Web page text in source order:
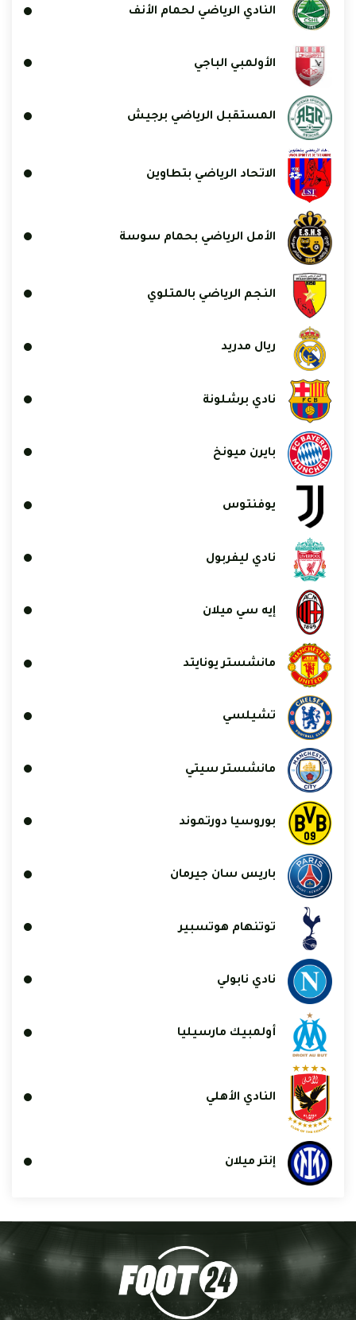
النادي الرياضي لحمام الأنف
الأولمبي الباجي
المستقبل الرياضي برجيش
الاتحاد الرياضي بتطاوين
الأمل الرياضي بحمام سوسة
النجم الرياضي بالمتلوي
ريال مدريد
نادي برشلونة
بايرن ميونخ
يوفنتوس
نادي ليفربول
إيه سي ميلان
مانشستر يونايتد
تشيلسي
مانشستر سيتي
بوروسيا دورتموند
باريس سان جيرمان
توتنهام هوتسبير
نادي نابولي
أولمبيك مارسيليا
النادي الأهلي
إنتر ميلان